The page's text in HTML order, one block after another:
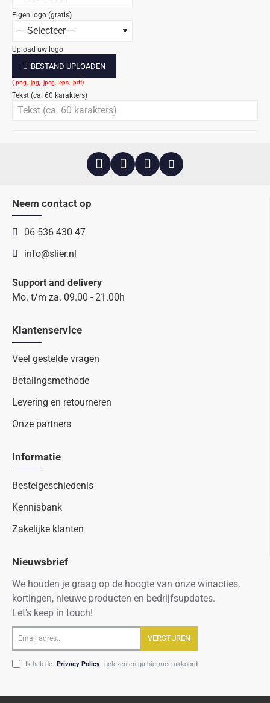
Eigen logo (gratis)
Upload uw logo
BESTAND UPLOADEN
Tekst (ca. 60 karakters)
Neem contact op
06 536 430 47
info@slier.nl
Support and delivery
Mo. t/m za. 09.00 - 21.00h
Klantenservice
Veel gestelde vragen
Betalingsmethode
Levering en retourneren
Onze partners
Informatie
Bestelgeschiedenis
Kennisbank
Zakelijke klanten
Nieuwsbrief
We houden je graag op de hoogte van onze winacties,
kortingen, nieuwe producten en bedrijfsupdates.
Let's keep in touch!
adres...
VERSTUREN
Ik heb de Privacy Policy gelezen en ga hiermee akkoord